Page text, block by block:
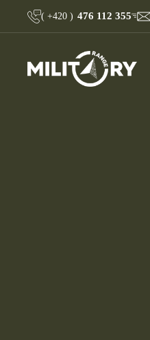
( +420 ) 476 112 355